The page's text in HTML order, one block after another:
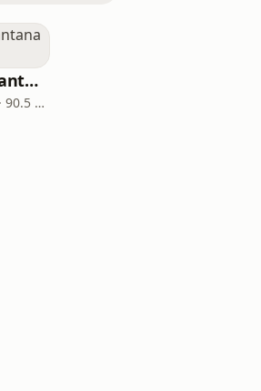
Rádio Você FM Santana do Araguaia
Santana do Araguaia · 90.5 FM